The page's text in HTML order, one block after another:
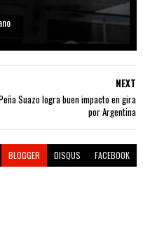
NEXT
Suazo logra buen impacto en gira
por Argentina
BLOGGER DISQUS FACEBOOK